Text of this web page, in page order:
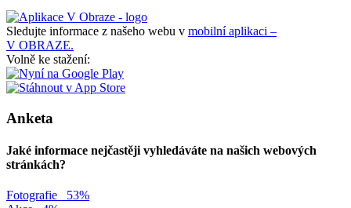
Sledujte informace z našeho webu v mobilní aplikaci –
V OBRAZE.
Volně ke stažení:
Anketa
Jaké informace nejčastěji vyhledáváte na našich webových
stránkách?
Fotografie
53%